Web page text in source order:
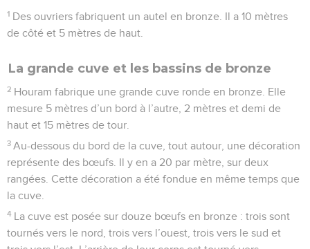
1 Des ouvriers fabriquent un autel en bronze. Il a 10 mètres
de côté et 5 mètres de haut.
La grande cuve et les bassins de bronze
2 Houram fabrique une grande cuve ronde en bronze. Elle
mesure 5 mètres d’un bord à l’autre, 2 mètres et demi de
haut et 15 mètres de tour.
3 Au-dessous du bord de la cuve, tout autour, une décoration
représente des bœufs. Il y en a 20 par mètre, sur deux
rangées. Cette décoration a été fondue en même temps que
la cuve.
4 La cuve est posée sur douze bœufs en bronze : trois sont
tournés vers le nord, trois vers l’ouest, trois vers le sud et